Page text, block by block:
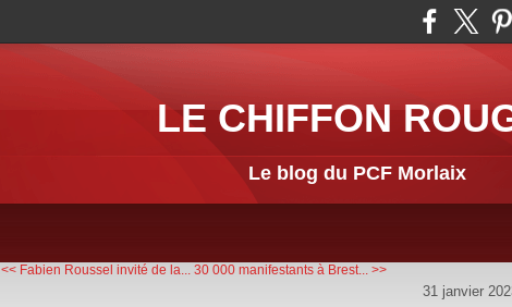
LE CHIFFON
Le blog du PCF Morlaix
<< Fabien Roussel invité de la... 30 000 manifestants à Brest... >>
31 janvier